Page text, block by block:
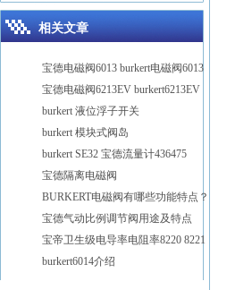
相关文章
宝德电磁阀6013 burkert电磁阀6013
宝德电磁阀6213EV burkert6213EV
burkert 液位浮子开关
burkert 模块式阀岛
burkert SE32 宝德流量计436475
宝德隔离电磁阀
BURKERT电磁阀有哪些功能特点？
宝德气动比例调节阀用途及特点
宝帝卫生级电导率电阻率8220 8221
burkert6014介绍